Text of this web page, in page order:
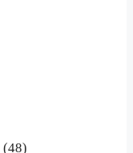
(48)